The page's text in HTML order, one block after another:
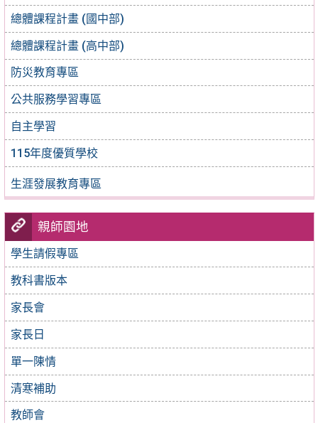
總體課程計畫 (國中部)
總體課程計畫 (高中部)
防災教育專區
公共服務學習專區
自主學習
115年度優質學校
生涯發展教育專區
親師園地
學生請假專區
教科書版本
家長會
家長日
單一陳情
清寒補助
教師會